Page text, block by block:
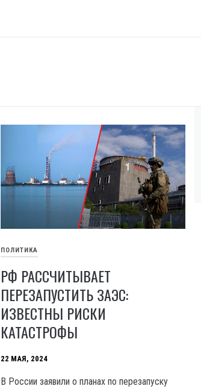
ПОЛИТИКА
РФ РАССЧИТЫВАЕТ
ПЕРЕЗАПУСТИТЬ ЗАЭС:
ИЗВЕСТНЫ РИСКИ
КАТАСТРОФЫ
22 МАЯ, 2024
B России заявили о планах по перезапуску